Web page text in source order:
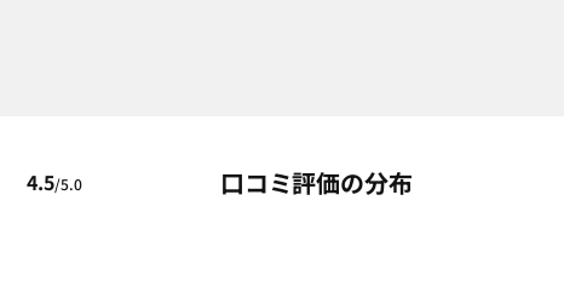
4.5/5.0 口コミ評価の分布